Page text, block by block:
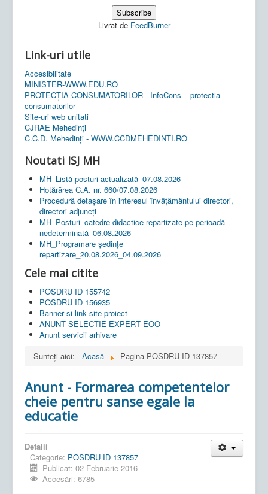
Livrat de FeedBurner
Link-uri utile
Accesibilitate
MINISTER-WWW.EDU.RO
PROTECȚIA CONSUMATORILOR - InfoCons – protectia
consumatorilor
Site-uri web unitati
CJRAE Mehedinți
C.C.D. Mehedinţi - WWW.CCDMEHEDINTI.RO
Noutati ISJ MH
MH_Listă posturi actualizată_07.08.2026
Hotărârea C.A. nr. 660/07.08.2026
Procedură detașare în interesul învățământului directori,
directori adjuncți
MH_Posturi_catedre didactice repartizate pe perioadă
nedeterminată_06.08.2026
MH_Programare ședințe
repartizare_20.08.2026_04.09.2026
Cele mai citite
POSDRU ID 155742
POSDRU ID 156935
Banner si link site proiect
ANUNT SELECTIE EXPERT EOO
Anunt servicii arhivare
Sunteți aici:
Acasă Pagina POSDRU ID 137857
Anunt - Formarea competentelor
cheie pentru sanse egale la
educatie
Detalii
Categorie: POSDRU ID 137857
Publicat: 02 Februarie 2016
Accesări: 6785